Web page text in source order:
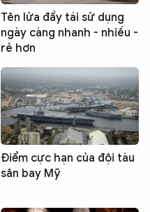
Tên lửa đẩy tái sử dụng
ngày càng nhanh - nhiều -
rẻ hơn
Điểm cực hạn của đội tàu
sân bay Mỹ